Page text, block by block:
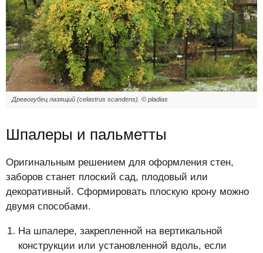
Древогубец лазящий (celastrus scandens). © pladias
Шпалеры и пальметты
Оригинальным решением для оформления стен,
заборов станет плоский сад, плодовый или
декоративный. Сформировать плоскую крону можно
двумя способами.
На шпалере, закрепленной на вертикальной
конструкции или установленной вдоль, если